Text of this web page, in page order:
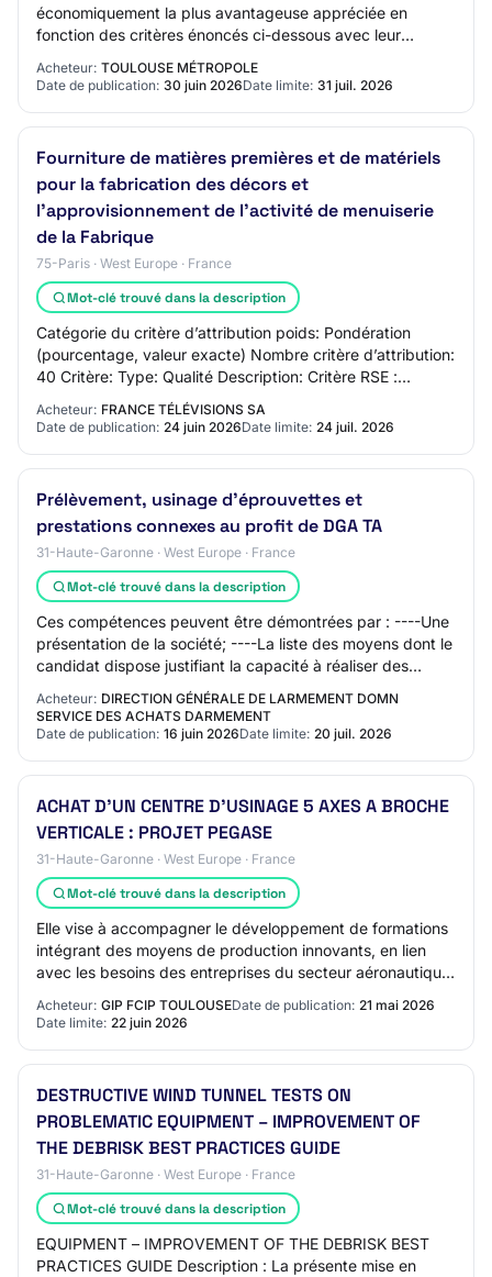
économiquement la plus avantageuse appréciée en
fonction des critères énoncés ci-dessous avec leur
pondération 30% Valeur technique 10% Protection…
Acheteur: TOULOUSE MÉTROPOLE
Date de publication: 30 juin 2026Date limite: 31 juil. 2026
Fourniture de matières premières et de matériels
pour la fabrication des décors et
l’approvisionnement de l’activité de menuiserie
de la Fabrique
75-Paris · West Europe · France
Mot-clé trouvé dans la description
Catégorie du critère d’attribution poids: Pondération
(pourcentage, valeur exacte) Nombre critère d’attribution:
40 Critère: Type: Qualité Description: Critère RSE :
Performance environnementale des…
Acheteur: FRANCE TÉLÉVISIONS SA
Date de publication: 24 juin 2026Date limite: 24 juil. 2026
Prélèvement, usinage d’éprouvettes et
prestations connexes au profit de DGA TA
31-Haute-Garonne · West Europe · France
Mot-clé trouvé dans la description
Ces compétences peuvent être démontrées par : ----Une
présentation de la société; ----La liste des moyens dont le
candidat dispose justifiant la capacité à réaliser des
prestations similaires à celle…
Acheteur: DIRECTION GÉNÉRALE DE LARMEMENT DOMN
SERVICE DES ACHATS DARMEMENT
Date de publication: 16 juin 2026Date limite: 20 juil. 2026
ACHAT D'UN CENTRE D'USINAGE 5 AXES A BROCHE
VERTICALE : PROJET PEGASE
31-Haute-Garonne · West Europe · France
Mot-clé trouvé dans la description
Elle vise à accompagner le développement de formations
intégrant des moyens de production innovants, en lien
avec les besoins des entreprises du secteur aéronautique,
Acheteur: GIP FCIP TOULOUSEDate de publication: 21 mai 2026
Date limite: 22 juin 2026
DESTRUCTIVE WIND TUNNEL TESTS ON
PROBLEMATIC EQUIPMENT – IMPROVEMENT OF
THE DEBRISK BEST PRACTICES GUIDE
31-Haute-Garonne · West Europe · France
Mot-clé trouvé dans la description
EQUIPMENT – IMPROVEMENT OF THE DEBRISK BEST
PRACTICES GUIDE Description : La présente mise en